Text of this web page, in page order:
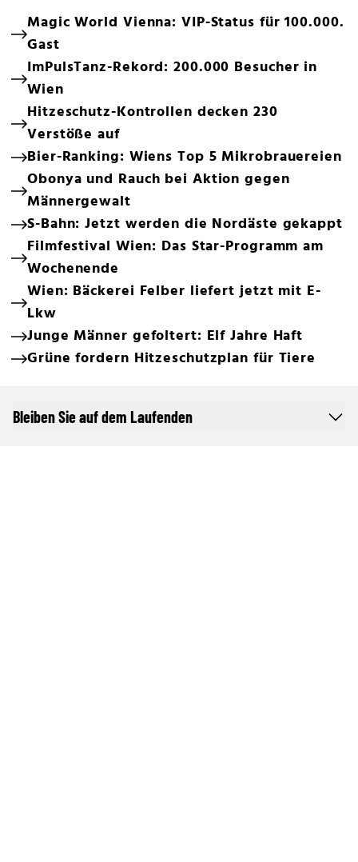
Magic World Vienna: VIP-Status für 100.000.
Gast
ImPulsTanz-Rekord: 200.000 Besucher in
Wien
Hitzeschutz-Kontrollen decken 230
Verstöße auf
Bier-Ranking: Wiens Top 5 Mikrobrauereien
Obonya und Rauch bei Aktion gegen
Männergewalt
S-Bahn: Jetzt werden die Nordäste gekappt
Filmfestival Wien: Das Star-Programm am
Wochenende
Wien: Bäckerei Felber liefert jetzt mit E-
Lkw
Junge Männer gefoltert: Elf Jahre Haft
Grüne fordern Hitzeschutzplan für Tiere
Bleiben Sie auf dem Laufenden